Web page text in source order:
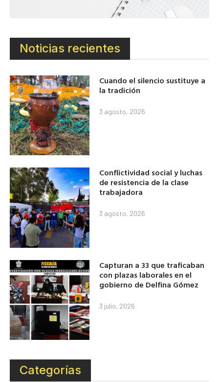
Noticias recientes
Cuando el silencio sustituye a
la tradición
3 agosto, 2026
Conflictividad social y luchas
de resistencia de la clase
trabajadora
3 agosto, 2026
Capturan a 33 que traficaban
con plazas laborales en el
gobierno de Delfina Gómez
3 julio, 2026
Categorías